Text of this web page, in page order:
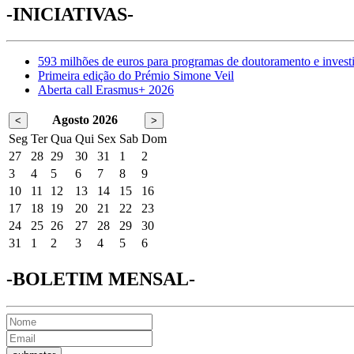
-INICIATIVAS-
593 milhões de euros para programas de doutoramento e
Primeira edição do Prémio Simone Veil
Aberta call Erasmus+ 2026
< Agosto 2026 >
Seg Ter Qua Qui Sex Sab Dom
27
28 29 30 31 1
2
3
4 5 6 7 8
9
10
11 12 13 14 15
16
17
18 19 20 21 22
23
24
25 26 27 28 29
30
31
1 2 3 4 5 6
-BOLETIM MENSAL-